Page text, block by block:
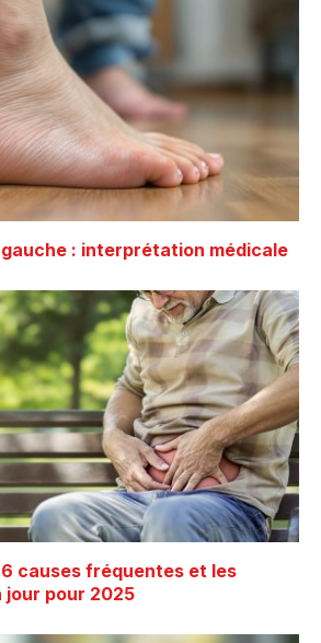
: interprétation médicale
6 causes fréquentes et les
jour pour 2025